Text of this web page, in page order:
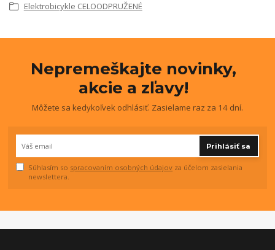
Elektrobicykle CELOODPRUŽENÉ
Nepremeškajte novinky,
akcie a zľavy!
Môžete sa kedykoľvek odhlásiť. Zasielame raz za 14 dní.
Prihlásiť sa
Súhlasím so spracovaním osobných údajov za účelom zasielania
newslettera.